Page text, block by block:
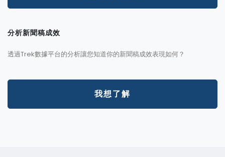
分析新聞稿成效
透過Trek數據平台的分析讓您知道你的新聞稿成效表現如何？
我想了解